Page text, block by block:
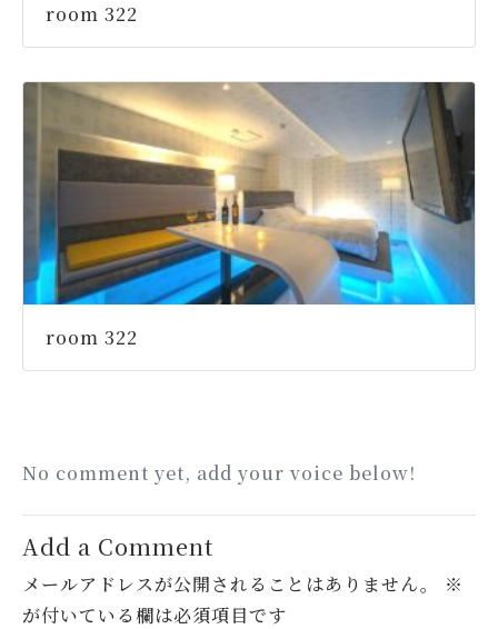
room 322
room 322
No comment yet, add your voice below!
Add a Comment
メールアドレスが公開されることはありません。
※
が付いている欄は必須項目です